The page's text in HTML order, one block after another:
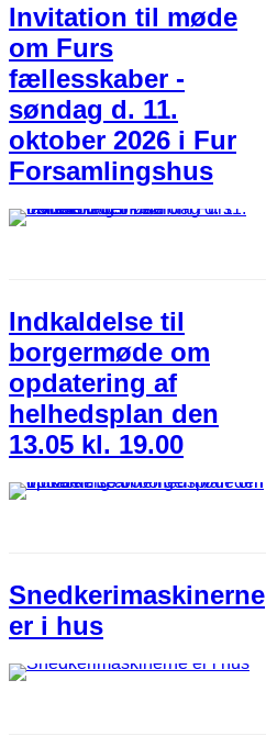
Invitation til møde
om Furs
fællesskaber -
søndag d. 11.
oktober 2026 i Fur
Forsamlingshus
Indkaldelse til
borgermøde om
opdatering af
helhedsplan den
13.05 kl. 19.00
Snedkerimaskinerne
er i hus